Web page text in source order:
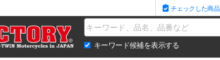
チェックした商品
Name
キーワード候補を表示する